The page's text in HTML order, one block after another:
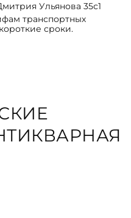
Ульянова 35с1
транспортных
сроки.